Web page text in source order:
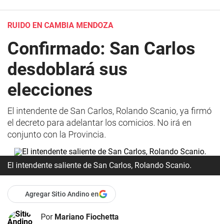
RUIDO EN CAMBIA MENDOZA
Confirmado: San Carlos
desdoblará sus
elecciones
El intendente de San Carlos, Rolando Scanio, ya firmó
el decreto para adelantar los comicios. No irá en
conjunto con la Provincia.
El intendente saliente de San Carlos, Rolando Scanio.
Agregar Sitio Andino en
Por Mariano Fiochetta